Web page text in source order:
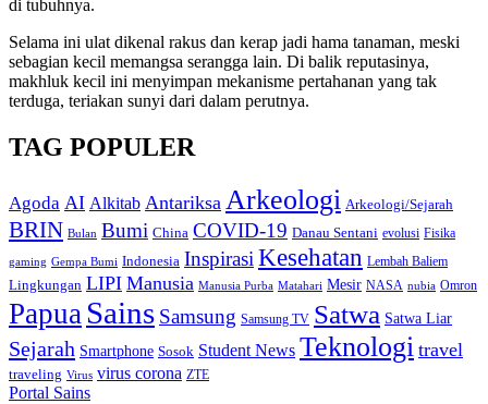
di tubuhnya.
Selama ini ulat dikenal rakus dan kerap jadi hama tanaman, meski
sebagian kecil memangsa serangga lain. Di balik reputasinya,
makhluk kecil ini menyimpan mekanisme pertahanan yang tak
terduga, teriakan sunyi dari dalam perutnya.
TAG POPULER
Agoda AI Alkitab Antariksa Arkeologi Arkeologi/Sejarah
BRIN Bulan Bumi China COVID-19 Danau Sentani evolusi Fisika
gaming Gempa Bumi Indonesia InspirasiKesehatan Lembah Baliem
Lingkungan LIPI Manusia Manusia Purba Matahari Mesir NASA nubia Omron
Papua Sains Samsung Samsung TV Satwa Satwa Liar
Sejarah Smartphone Sosok Student News Teknologi travel
traveling Virus virus corona ZTE
Portal Sains